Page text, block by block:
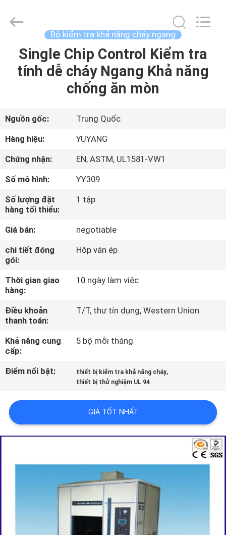
TRANG
CHỦ
SẢN
PHẨM
DẪN
VR
VỀ
CHÚNG
THAM
QUAN
NHÀ
MÁY
HỆ
CHÚNG
TÔI
TIN
2026
DONGGUAN
Reserved.
Bộ kiểm tra khả năng cháy ngang
Single Chip Control Kiểm tra
tính dễ cháy Ngang Khả năng
chống ăn mòn
Nguồn gốc:
Trung Quốc
Hàng hiệu:
YUYANG
Chứng nhận:
EN, ASTM, UL1581-VW1
Số mô hình:
YY309
Số lượng đặt
hàng tối thiểu:
1 tập
Giá bán:
negotiable
chi tiết đóng
gói:
Hộp ván ép
Thời gian giao
hàng:
10 ngày làm việc
Điều khoản
thanh toán:
T/T, thư tín dụng, Western Union
Khả năng cung
cấp:
5 bộ mỗi tháng
Điểm nổi bật: thiết bị kiểm tra khả năng cháy,
thiết bị thử nghiệm UL 94
GIÁ TỐT NHẤT